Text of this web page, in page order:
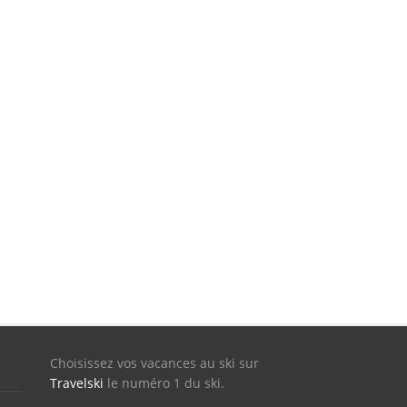
Choisissez vos vacances au ski sur
Travelski le numéro 1 du ski.